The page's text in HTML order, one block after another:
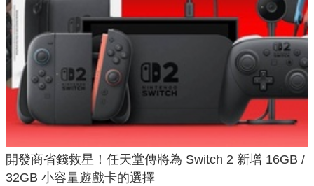
開發商省錢救星！任天堂傳將為 Switch 2 新增 16GB /
32GB 小容量遊戲卡的選擇